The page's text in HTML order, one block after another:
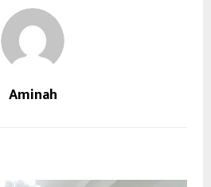
Aminah